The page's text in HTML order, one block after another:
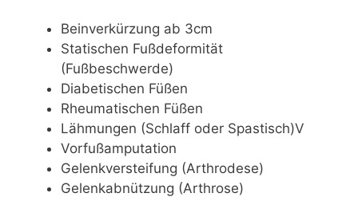
Beinverkürzung ab 3cm
Statischen Fußdeformität
(Fußbeschwerde)
Diabetischen Füßen
Rheumatischen Füßen
Lähmungen (Schlaff oder Spastisch)V
Vorfußamputation
Gelenkversteifung (Arthrodese)
Gelenkabnützung (Arthrose)